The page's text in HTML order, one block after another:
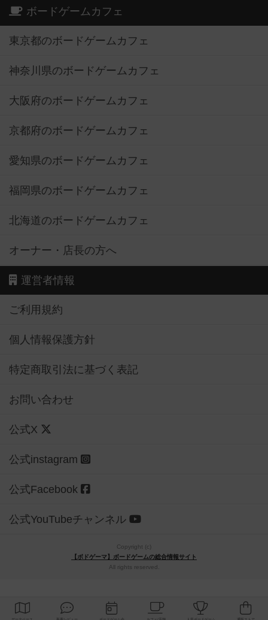
ボードゲームカフェ
東京都のボードゲームカフェ
神奈川県のボードゲームカフェ
大阪府のボードゲームカフェ
京都府のボードゲームカフェ
愛知県のボードゲームカフェ
福岡県のボードゲームカフェ
北海道のボードゲームカフェ
オーナー・店長の方へ
運営者情報
ご利用規約
個人情報保護方針
特定商取引法に基づく表記
お問い合わせ
公式X
公式instagram
公式Facebook
公式YouTubeチャンネル
Copyright (c)
【ボドゲーマ】ボードゲームの総合情報サイト
All rights reserved.